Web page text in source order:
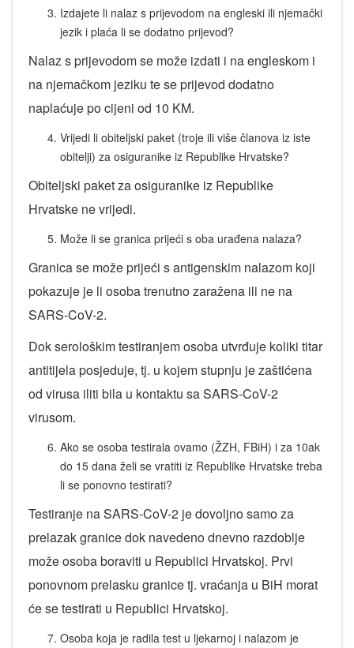
Izdajete li nalaz s prijevodom na engleski ili njemački
jezik i plaća li se dodatno prijevod?
Nalaz s prijevodom se može izdati i na engleskom i
na njemačkom jeziku te se prijevod dodatno
naplaćuje po cijeni od 10 KM.
Vrijedi li obiteljski paket (troje ili više članova iz iste
obitelji) za osiguranike iz Republike Hrvatske?
Obiteljski paket za osiguranike iz Republike
Hrvatske ne vrijedi.
Može li se granica prijeći s oba urađena nalaza?
Granica se može prijeći s antigenskim nalazom koji
pokazuje je li osoba trenutno zaražena ili ne na
SARS-CoV-2.
Dok serološkim testiranjem osoba utvrđuje koliki titar
antitijela posjeduje, tj. u kojem stupnju je zaštićena
od virusa iliti bila u kontaktu sa SARS-CoV-2
virusom.
Ako se osoba testirala ovamo (ŽZH, FBiH) i za 10ak
do 15 dana želi se vratiti iz Republike Hrvatske treba
li se ponovno testirati?
Testiranje na SARS-CoV-2 je dovoljno samo za
prelazak granice dok navedeno dnevno razdoblje
može osoba boraviti u Republici Hrvatskoj. Prvi
ponovnom prelasku granice tj. vraćanja u BiH morat
će se testirati u Republici Hrvatskoj.
Osoba koja je radila test u ljekarnoj i nalazom je